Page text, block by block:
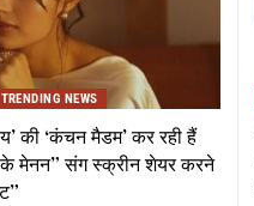
TRENDING NEWS
की ‘कंचन मैडम’ कर रही हैं
मेनन” संग स्क्रीन शेयर करने